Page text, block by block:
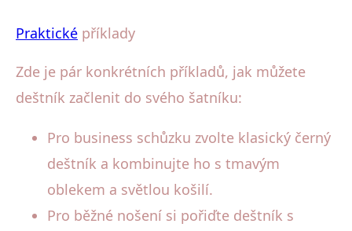
Praktické příklady
Zde je pár konkrétních příkladů, jak můžete
deštník začlenit do svého šatníku:
Pro business schůzku zvolte klasický černý
deštník a kombinujte ho s tmavým
oblekem a světlou košilí.
Pro běžné nošení si pořiďte deštník s